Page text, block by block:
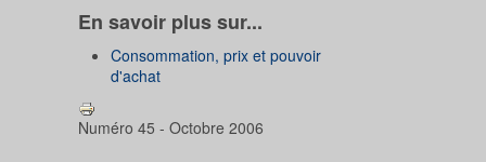
En savoir plus sur...
Consommation, prix et pouvoir
d'achat
Numéro 45 - Octobre 2006